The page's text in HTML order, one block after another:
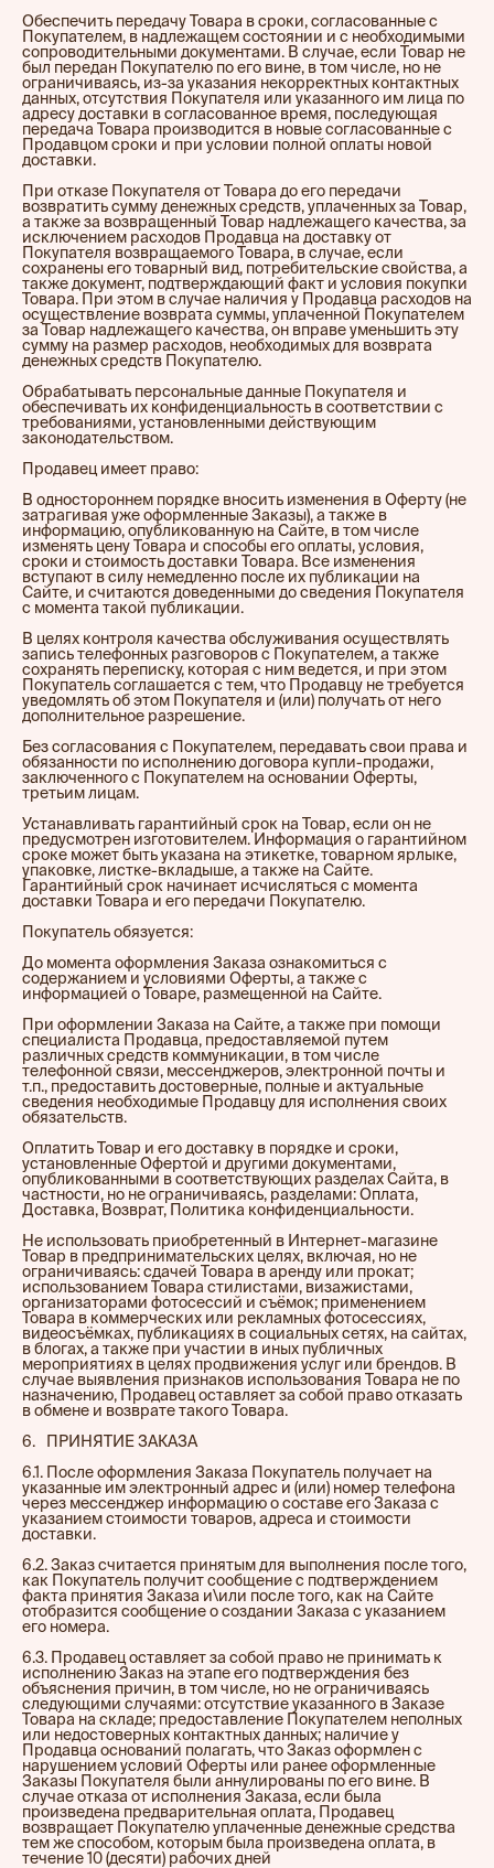
Обеспечить передачу Товара в сроки, согласованные с
Покупателем, в надлежащем состоянии и с необходимыми
сопроводительными документами. В случае, если Товар не
был передан Покупателю по его вине, в том числе, но не
ограничиваясь, из-за указания некорректных контактных
данных, отсутствия Покупателя или указанного им лица по
адресу доставки в согласованное время, последующая
передача Товара производится в новые согласованные с
Продавцом сроки и при условии полной оплаты новой
доставки.
При отказе Покупателя от Товара до его передачи
возвратить сумму денежных средств, уплаченных за Товар,
а также за возвращенный Товар надлежащего качества, за
исключением расходов Продавца на доставку от
Покупателя возвращаемого Товара, в случае, если
сохранены его товарный вид, потребительские свойства, а
также документ, подтверждающий факт и условия покупки
Товара. При этом в случае наличия у Продавца расходов на
осуществление возврата суммы, уплаченной Покупателем
за Товар надлежащего качества, он вправе уменьшить эту
сумму на размер расходов, необходимых для возврата
денежных средств Покупателю.
Обрабатывать персональные данные Покупателя и
обеспечивать их конфиденциальность в соответствии с
требованиями, установленными действующим
законодательством.
Продавец имеет право:
В одностороннем порядке вносить изменения в Оферту (не
затрагивая уже оформленные Заказы), а также в
информацию, опубликованную на Сайте, в том числе
изменять цену Товара и способы его оплаты, условия,
сроки и стоимость доставки Товара. Все изменения
вступают в силу немедленно после их публикации на
Сайте, и считаются доведенными до сведения Покупателя
с момента такой публикации.
В целях контроля качества обслуживания осуществлять
запись телефонных разговоров с Покупателем, а также
сохранять переписку, которая с ним ведется, и при этом
Покупатель соглашается с тем, что Продавцу не требуется
уведомлять об этом Покупателя и (или) получать от него
дополнительное разрешение.
Без согласования с Покупателем, передавать свои права и
обязанности по исполнению договора купли-продажи,
заключенного с Покупателем на основании Оферты,
третьим лицам.
Устанавливать гарантийный срок на Товар, если он не
предусмотрен изготовителем. Информация о гарантийном
сроке может быть указана на этикетке, товарном ярлыке,
упаковке, листке-вкладыше, а также на Сайте.
Гарантийный срок начинает исчисляться с момента
доставки Товара и его передачи Покупателю.
Покупатель обязуется:
До момента оформления Заказа ознакомиться с
содержанием и условиями Оферты, а также с
информацией о Товаре, размещенной на Сайте.
При оформлении Заказа на Сайте, а также при помощи
специалиста Продавца, предоставляемой путем
различных средств коммуникации, в том числе
телефонной связи, мессенджеров, электронной почты и
т.п., предоставить достоверные, полные и актуальные
сведения необходимые Продавцу для исполнения своих
обязательств.
Оплатить Товар и его доставку в порядке и сроки,
установленные Офертой и другими документами,
опубликованными в соответствующих разделах Сайта, в
частности, но не ограничиваясь, разделами: Оплата,
Доставка, Возврат, Политика конфиденциальности.
Не использовать приобретенный в Интернет-магазине
Товар в предпринимательских целях, включая, но не
ограничиваясь: сдачей Товара в аренду или прокат;
использованием Товара стилистами, визажистами,
организаторами фотосессий и съёмок; применением
Товара в коммерческих или рекламных фотосессиях,
видеосъёмках, публикациях в социальных сетях, на сайтах,
в блогах, а также при участии в иных публичных
мероприятиях в целях продвижения услуг или брендов. В
случае выявления признаков использования Товара не по
назначению, Продавец оставляет за собой право отказать
в обмене и возврате такого Товара.
6.⠀ПРИНЯТИЕ ЗАКАЗА
6.1. После оформления Заказа Покупатель получает на
указанные им электронный адрес и (или) номер телефона
через мессенджер информацию о составе его Заказа с
указанием стоимости товаров, адреса и стоимости
доставки.
6.2. Заказ считается принятым для выполнения после того,
как Покупатель получит сообщение с подтверждением
факта принятия Заказа и\или после того, как на Сайте
отобразится сообщение о создании Заказа с указанием
его номера.
6.3. Продавец оставляет за собой право не принимать к
исполнению Заказ на этапе его подтверждения без
объяснения причин, в том числе, но не ограничиваясь
следующими случаями: отсутствие указанного в Заказе
Товара на складе; предоставление Покупателем неполных
или недостоверных контактных данных; наличие у
Продавца оснований полагать, что Заказ оформлен с
нарушением условий Оферты или ранее оформленные
Заказы Покупателя были аннулированы по его вине. В
случае отказа от исполнения Заказа, если была
произведена предварительная оплата, Продавец
возвращает Покупателю уплаченные денежные средства
тем же способом, которым была произведена оплата, в
течение 10 (десяти) рабочих дней